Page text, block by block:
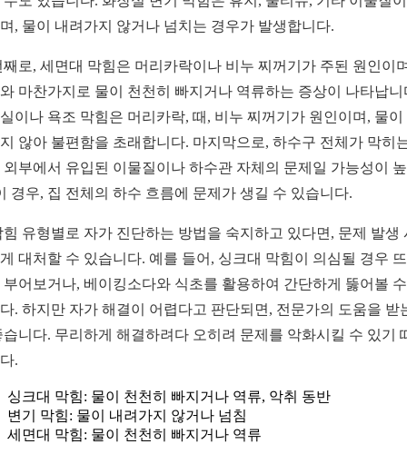
, 물이 내려가지 않거나 넘치는 경우가 발생합니다.
째로, 세면대 막힘은 머리카락이나 비누 찌꺼기가 주된 원인이
마찬가지로 물이 천천히 빠지거나 역류하는 증상이 나타납니
이나 욕조 막힘은 머리카락, 때, 비누 찌꺼기가 원인이며, 물이
않아 불편함을 초래합니다. 마지막으로, 하수구 전체가 막히
외부에서 유입된 이물질이나 하수관 자체의 문제일 가능성이
경우, 집 전체의 하수 흐름에 문제가 생길 수 있습니다.
힘 유형별로 자가 진단하는 방법을 숙지하고 있다면, 문제 발생
대처할 수 있습니다. 예를 들어, 싱크대 막힘이 의심될 경우
부어보거나, 베이킹소다와 식초를 활용하여 간단하게 뚫어볼
. 하지만 자가 해결이 어렵다고 판단되면, 전문가의 도움을 받
습니다. 무리하게 해결하려다 오히려 문제를 악화시킬 수 있기
.
싱크대 막힘: 물이 천천히 빠지거나 역류, 악취 동반
변기 막힘: 물이 내려가지 않거나 넘침
세면대 막힘: 물이 천천히 빠지거나 역류